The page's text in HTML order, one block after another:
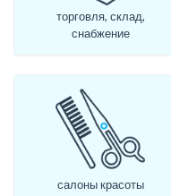
торговля, склад,
снабжение
салоны красоты